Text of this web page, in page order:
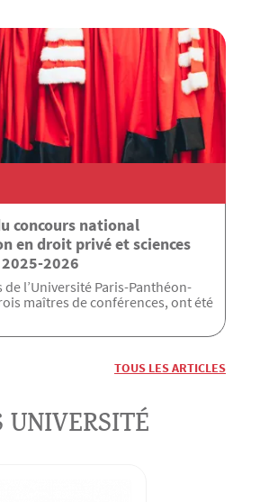
concours national
en droit privé et sciences
2026
l’Université Paris-Panthéon-
maîtres de conférences, ont été
TOUS LES ARTICLES
UNIVERSITÉ